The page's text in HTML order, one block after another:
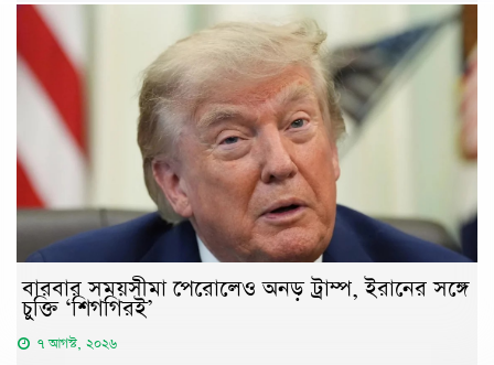
বারবার সময়সীমা পেরোলেও অনড় ট্রাম্প, ইরানের সঙ্গে
চুক্তি ‘শিগগিরই’
৭ আগস্ট, ২০২৬